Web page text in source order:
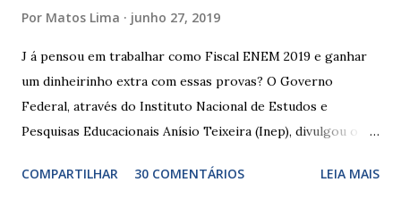
Por Matos Lima junho 27, 2019
J á pensou em trabalhar como Fiscal ENEM 2019 e ganhar
um dinheirinho extra com essas provas? O Governo
Federal, através do Instituto Nacional de Estudos e
Pesquisas Educacionais Anísio Teixeira (Inep), divulgou o
Enem 2019. O Exame Nacional do Ensino Médio ou ENEM é
COMPARTILHAR 30 COMENTÁRIOS LEIA MAIS